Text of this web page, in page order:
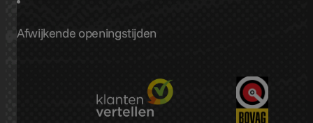
Afwijkende openingstijden